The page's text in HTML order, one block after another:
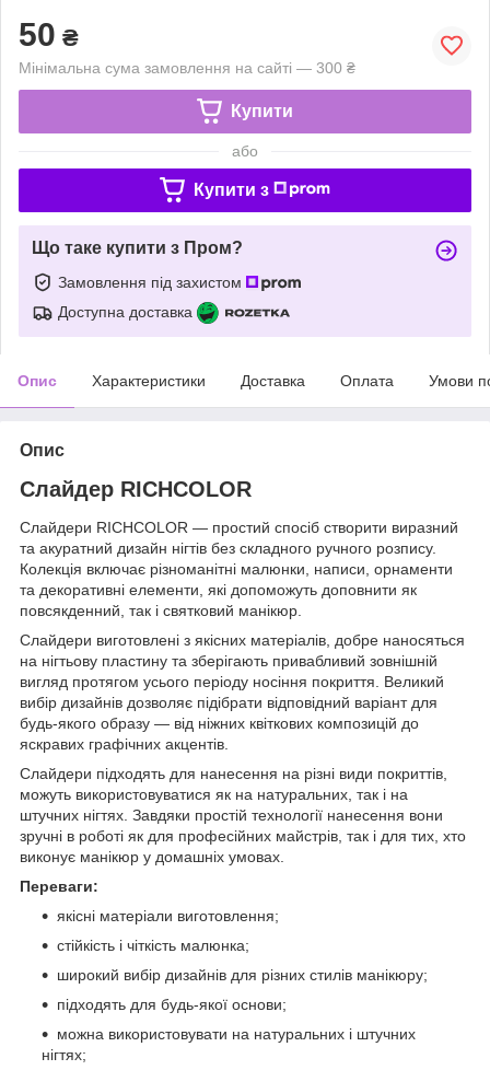
50 ₴
Мінімальна сума замовлення на сайті — 300 ₴
Купити
або
Купити з
Що таке купити з Пром?
Замовлення під захистом
Доступна доставка
Опис Характеристики Доставка Оплата Умови
Опис
Слайдер RICHCOLOR
Слайдери RICHCOLOR — простий спосіб створити виразний
та акуратний дизайн нігтів без складного ручного розпису.
Колекція включає різноманітні малюнки, написи, орнаменти
та декоративні елементи, які допоможуть доповнити як
повсякденний, так і святковий манікюр.
Слайдери виготовлені з якісних матеріалів, добре наносяться
на нігтьову пластину та зберігають привабливий зовнішній
вигляд протягом усього періоду носіння покриття. Великий
вибір дизайнів дозволяє підібрати відповідний варіант для
будь-якого образу — від ніжних квіткових композицій до
яскравих графічних акцентів.
Слайдери підходять для нанесення на різні види покриттів,
можуть використовуватися як на натуральних, так і на
штучних нігтях. Завдяки простій технології нанесення вони
зручні в роботі як для професійних майстрів, так і для тих, хто
виконує манікюр у домашніх умовах.
Переваги:
якісні матеріали виготовлення;
стійкість і чіткість малюнка;
широкий вибір дизайнів для різних стилів манікюру;
підходять для будь-якої основи;
можна використовувати на натуральних і штучних
нігтях;